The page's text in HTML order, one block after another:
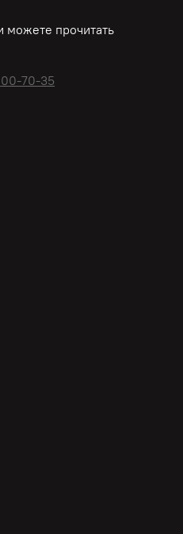
можете прочитать
70-35